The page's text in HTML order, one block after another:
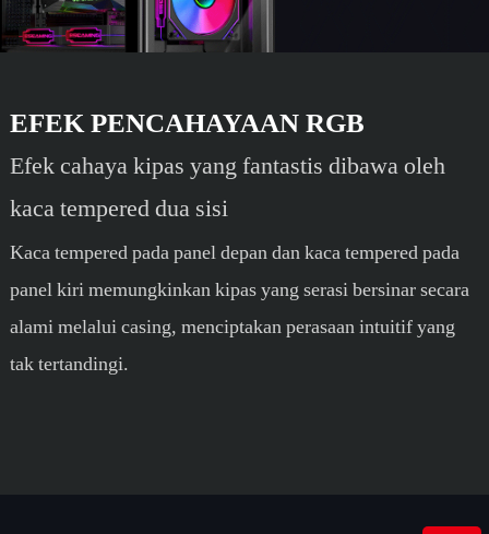
EFEK PENCAHAYAAN RGB
Efek cahaya kipas yang fantastis dibawa oleh
kaca tempered dua sisi
Kaca tempered pada panel depan dan kaca tempered pada
panel kiri memungkinkan kipas yang serasi bersinar secara
alami melalui casing, menciptakan perasaan intuitif yang
tak tertandingi.